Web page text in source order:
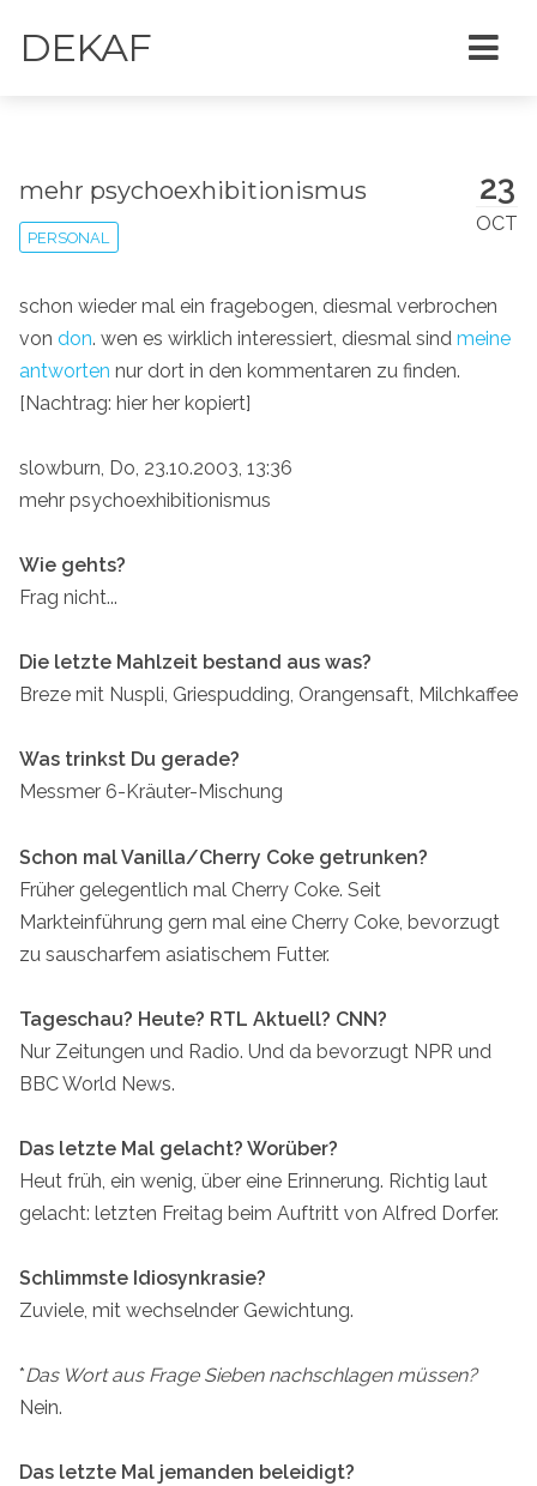
DEKAF
23
OCT
mehr psychoexhibitionismus
PERSONAL
schon wieder mal ein fragebogen, diesmal verbrochen
von don. wen es wirklich interessiert, diesmal sind meine
antworten nur dort in den kommentaren zu finden.
[Nachtrag: hier her kopiert]
slowburn, Do, 23.10.2003, 13:36
mehr psychoexhibitionismus
Wie gehts?
Frag nicht...
Die letzte Mahlzeit bestand aus was?
Breze mit Nuspli, Griespudding, Orangensaft, Milchkaffee
Was trinkst Du gerade?
Messmer 6-Kräuter-Mischung
Schon mal Vanilla/Cherry Coke getrunken?
Früher gelegentlich mal Cherry Coke. Seit
Markteinführung gern mal eine Cherry Coke, bevorzugt
zu sauscharfem asiatischem Futter.
Tageschau? Heute? RTL Aktuell? CNN?
Nur Zeitungen und Radio. Und da bevorzugt NPR und
BBC World News.
Das letzte Mal gelacht? Worüber?
Heut früh, ein wenig, über eine Erinnerung. Richtig laut
gelacht: letzten Freitag beim Auftritt von Alfred Dorfer.
Schlimmste Idiosynkrasie?
Zuviele, mit wechselnder Gewichtung.
*Das Wort aus Frage Sieben nachschlagen müssen?
Nein.
Das letzte Mal jemanden beleidigt?